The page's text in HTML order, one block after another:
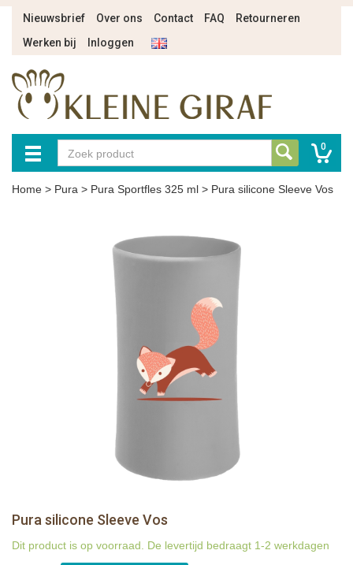
Nieuwsbrief Over ons Contact FAQ
Retourneren
Werken bij
Inloggen
0
Home > Pura > Pura Sportfles 325 ml > Pura silicone Sleeve Vos
Pura silicone Sleeve Vos
Dit product is op voorraad. De levertijd bedraagt 1-2 werkdagen